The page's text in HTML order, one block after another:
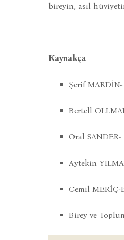
bireyin, asıl
Kaynakça
Şerif
Bertell
Oral
Aytekin
Cemil MERİÇ-
Birey ve